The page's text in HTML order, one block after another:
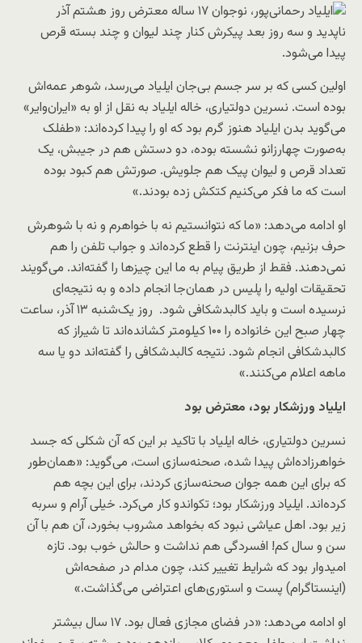
اولین کسی که بر سر جسم بی‌جان ایلیاد می‌رسد، شوهر عمه‌اش
بوده است. نسرین دولتیاری، خاله ایلیاد به نقل از او به «ایران‌وایر»
می‌گوید بدن ایلیاد هنوز گرم بود که او را پیدا کرده‌اند: «طفلک
به‌صورت چهارزانو نشسته بوده، دو دستش هم در جیبش، یک
تعداد قرص و لیوان پیک هم جلویش. صورتش هم کبود بوده
است که ما فکر می‌کنیم کتکش زده بودند.»
او ادامه می‌دهد: «ما که نتوانستیم نه با خواهرم و نه با شوهرش
حرف بزنیم، چون اینترنت را قطع کرده‌اند و جواب تلفن را هم
نمی‌دهند. فقط از طریق پیام به ما این‌ چیزها را گفته‌اند. می‌گویند
تحقیقات اولیه را پلیس در همان‌جا انجام داده و به نتیجه‌ای
نرسیده است و باید کالبدشکافی شود. روز یک‌شنبه ۱۳ آذر، ساعت
چهار صبح این خانواده را ۱۰۰ کیلومتر کشانده‌اند تا شیراز که
کالبدشکافی انجام شود. نتیجه کالبدشکافی را گفته‌اند دو یا سه
ماهه اعلام می‌کنند.»
ایلیاد ورزشکار بود، معترض بود
نسرین دولتیاری، خاله ایلیاد با تاکید بر این‌ که آن شکلی که جسد
خواهرزاده‌اش پیدا شده، صحنه‌سازی است، می‌گوید: «همان‌طور
که برای این همه جوان صحنه‌سازی کردند، برای این بچه هم
کرده‌اند. ایلیاد ورزشکار بود؛ تکواندو کار می‌کرد. خیلی آرام و سربه
زیر بود. اهل عیاشی نبود که بخواهد مشروب بخورد، آن هم با آن
سن و سال کم! افسردگی هم نداشت و حالش خوب بود. تازه
امیدوار بود که شرایط تغییر کند، چون مدام در صفحه‌اش
(اینستاگرام) پست و استوری‌های اعتراضی می‌گذاشت.»
او ادامه می‌دهد: «در فضای مجازی فعال بود. ۱۷ سال بیشتر